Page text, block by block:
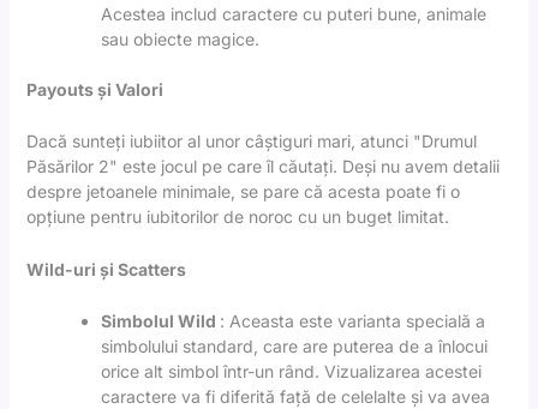
Acestea includ caractere cu puteri bune, animale
sau obiecte magice.
Payouts și Valori
Dacă sunteți iubiitor al unor câștiguri mari, atunci "Drumul
Păsărilor 2" este jocul pe care îl căutați. Deși nu avem detalii
despre jetoanele minimale, se pare că acesta poate fi o
opțiune pentru iubitorilor de noroc cu un buget limitat.
Wild-uri și Scatters
Simbolul Wild : Aceasta este varianta specială a
simbolului standard, care are puterea de a înlocui
orice alt simbol într-un rând. Vizualizarea acestei
caractere va fi diferită față de celelalte și va avea